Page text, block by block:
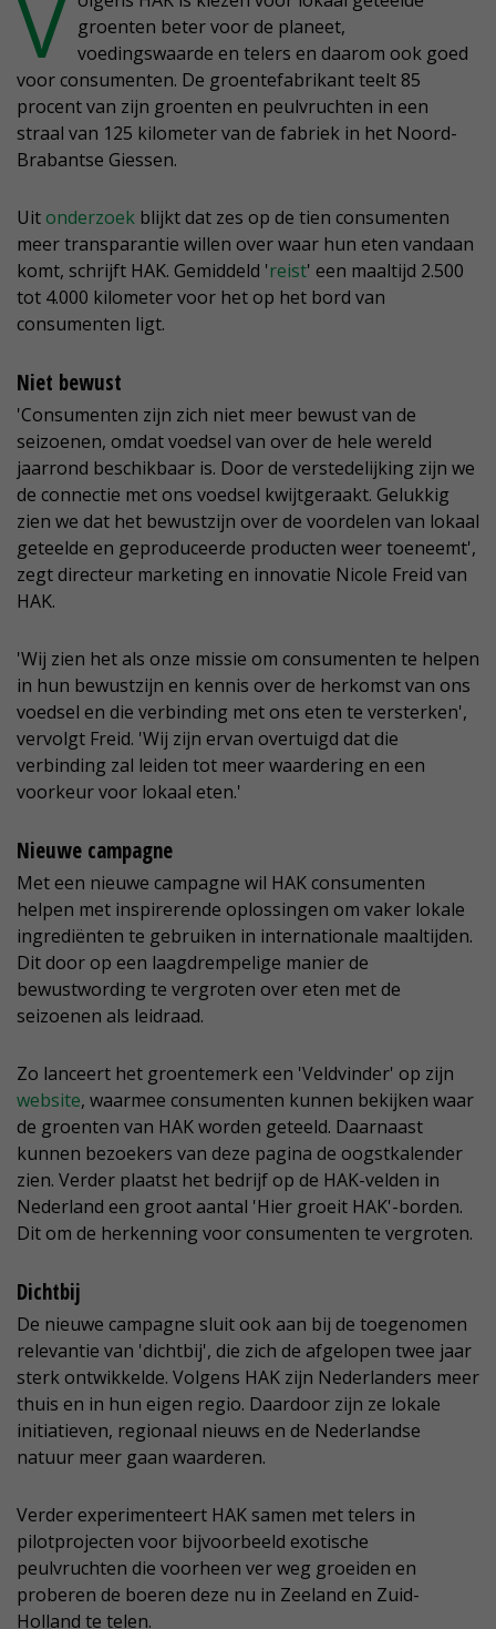
V groenten beter voor de planeet,
voedingswaarde en telers en daarom ook goed
voor consumenten. De groentefabrikant teelt 85
procent van zijn groenten en peulvruchten in een
straal van 125 kilometer van de fabriek in het Noord-
Brabantse Giessen.
Uitonderzoek blijkt dat zes op de tien consumenten
meer transparantie willen over waar hun eten vandaan
komt, schrijft HAK. Gemiddeld 'reist' een maaltijd 2.500
tot 4.000 kilometer voor het op het bord van
consumenten ligt.
Niet bewust
'Consumenten zijn zich niet meer bewust van de
seizoenen, omdat voedsel van over de hele wereld
jaarrond beschikbaar is. Door de verstedelijking zijn we
de connectie met ons voedsel kwijtgeraakt. Gelukkig
zien we dat het bewustzijn over de voordelen van lokaal
geteelde en geproduceerde producten weer toeneemt',
zegt directeur marketing en innovatie Nicole Freid van
HAK.
'Wij zien het als onze missie om consumenten te helpen
in hun bewustzijn en kennis over de herkomst van ons
voedsel en die verbinding met ons eten te versterken',
vervolgt Freid. 'Wij zijn ervan overtuigd dat die
verbinding zal leiden tot meer waardering en een
voorkeur voor lokaal eten.'
Nieuwe campagne
Met een nieuwe campagne wil HAK consumenten
helpen met inspirerende oplossingen om vaker lokale
ingrediënten te gebruiken in internationale maaltijden.
Dit door op een laagdrempelige manier de
bewustwording te vergroten over eten met de
seizoenen als leidraad.
Zo lanceert het groentemerk een 'Veldvinder' op zijn
website, waarmee consumenten kunnen bekijken waar
de groenten van HAK worden geteeld. Daarnaast
kunnen bezoekers van deze pagina de oogstkalender
zien. Verder plaatst het bedrijf op de HAK-velden in
Nederland een groot aantal 'Hier groeit HAK'-borden.
Dit om de herkenning voor consumenten te vergroten.
Dichtbij
De nieuwe campagne sluit ook aan bij de toegenomen
relevantie van 'dichtbij', die zich de afgelopen twee jaar
sterk ontwikkelde. Volgens HAK zijn Nederlanders meer
thuis en in hun eigen regio. Daardoor zijn ze lokale
initiatieven, regionaal nieuws en de Nederlandse
natuur meer gaan waarderen.
Verder experimenteert HAK samen met telers in
pilotprojecten voor bijvoorbeeld exotische
peulvruchten die voorheen ver weg groeiden en
proberen de boeren deze nu in Zeeland en Zuid-
Holland te telen.